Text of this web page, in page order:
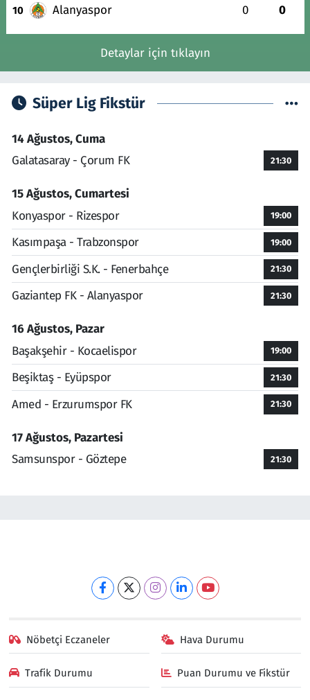
10 Alanyaspor 0 0
Detaylar için tıklayın
Süper Lig Fikstür
14 Ağustos, Cuma
Galatasaray - Çorum FK
21:30
15 Ağustos, Cumartesi
Konyaspor - Rizespor
19:00
Kasımpaşa - Trabzonspor 19:00
Gençlerbirliği S.K. - Fenerbahçe 21:30
Gaziantep FK - Alanyaspor 21:30
16 Ağustos, Pazar
Başakşehir - Kocaelispor
19:00
Beşiktaş - Eyüpspor 21:30
Amed - Erzurumspor FK 21:30
17 Ağustos, Pazartesi
Samsunspor - Göztepe
21:30
Nöbetçi Eczaneler Hava Durumu
Trafik Durumu Puan Durumu ve Fikstür